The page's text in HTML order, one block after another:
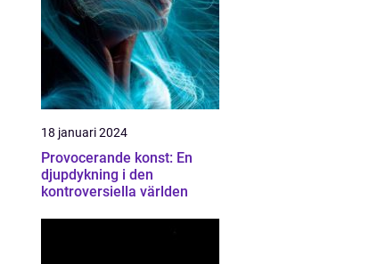
18 januari 2024
Provocerande konst: En
djupdykning i den
kontroversiella världen